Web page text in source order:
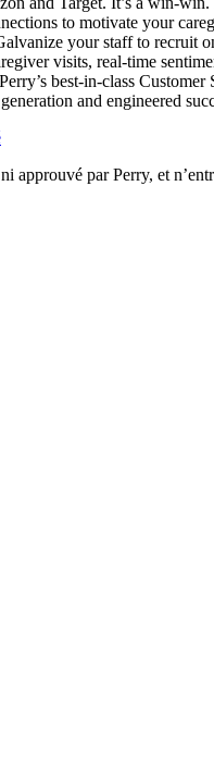
to motivate your
your staff to
visits, real-time
best-in-class
and engineered
approuvé par Perry, et